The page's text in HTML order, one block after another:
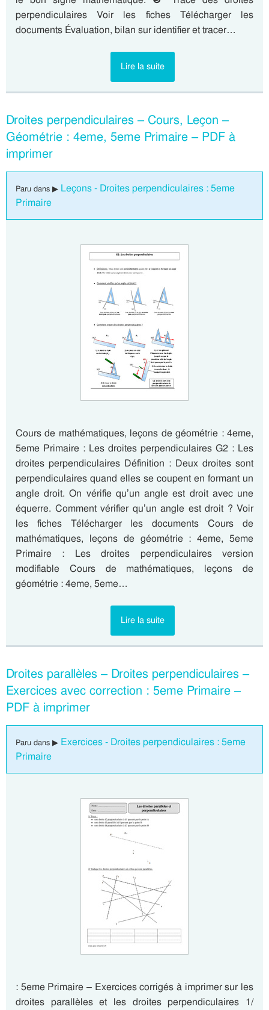
perpendiculaires Voir les fiches Télécharger les
documents Évaluation, bilan sur identifier et tracer…
Lire la suite
Droites perpendiculaires – Cours, Leçon –
Géométrie : 4eme, 5eme Primaire – PDF à
imprimer
Paru dans ▶ Leçons - Droites perpendiculaires : 5eme
Primaire
Cours de mathématiques, leçons de géométrie : 4eme,
5eme Primaire : Les droites perpendiculaires G2 : Les
droites perpendiculaires Définition : Deux droites sont
perpendiculaires quand elles se coupent en formant un
angle droit. On vérifie qu’un angle est droit avec une
équerre. Comment vérifier qu’un angle est droit ? Voir
les fiches Télécharger les documents Cours de
mathématiques, leçons de géométrie : 4eme, 5eme
Primaire : Les droites perpendiculaires version
modifiable Cours de mathématiques, leçons de
géométrie : 4eme, 5eme…
Lire la suite
Droites parallèles – Droites perpendiculaires –
Exercices avec correction : 5eme Primaire –
PDF à imprimer
Paru dans ▶ Exercices - Droites perpendiculaires : 5eme
Primaire
: 5eme Primaire – Exercices corrigés à imprimer sur les
droites parallèles et les droites perpendiculaires 1/